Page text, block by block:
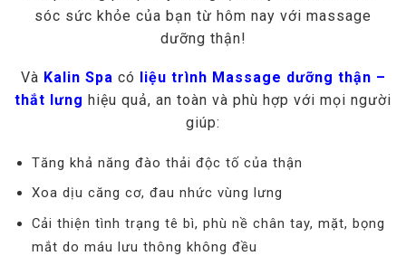
sóc sức khỏe của bạn từ hôm nay với massage
dưỡng thận!
Và Kalin Spa có
liệu trình Massage dưỡng thận –
thắt lưng hiệu quả, an toàn và phù hợp với mọi người
giúp:
Tăng khả năng đào thải độc tố của thận
Xoa dịu căng cơ, đau nhức vùng lưng
Cải thiện tình trạng tê bì, phù nề chân tay, mặt, bọng
mắt do máu lưu thông không đều